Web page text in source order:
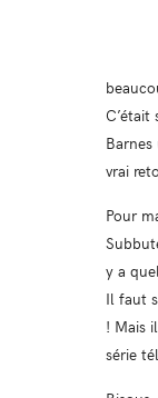
vrai
Pour
y a
Il faut
! Mais
série